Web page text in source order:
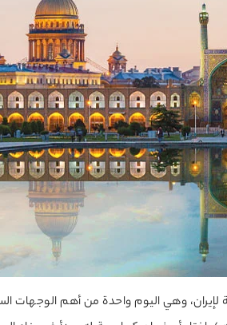
لإيران، وهي اليوم واحدة من أهم الوجهات